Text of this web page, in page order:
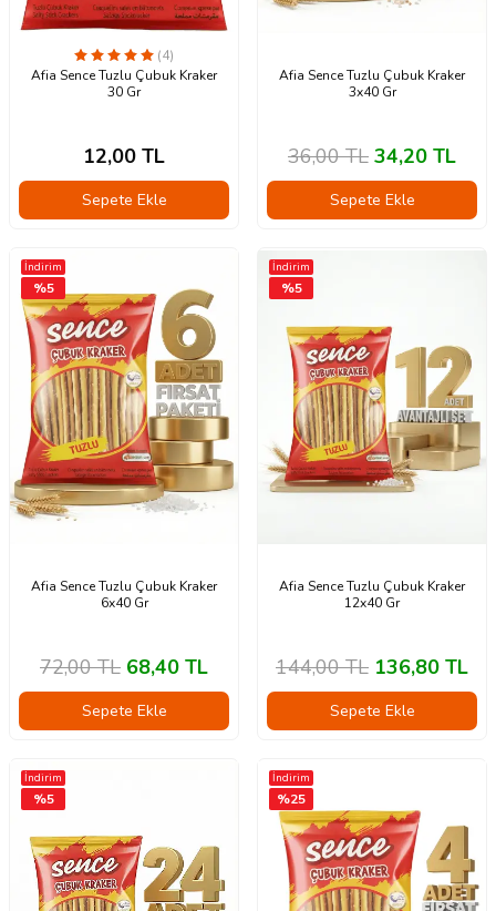
(4)
Afia Sence Tuzlu Çubuk Kraker
30 Gr
12,00 TL
Sepete Ekle
Afia Sence Tuzlu Çubuk Kraker
3x40 Gr
36,00TL 34,20 TL
Sepete Ekle
İndirim
%5
Afia Sence Tuzlu Çubuk Kraker
6x40 Gr
72,00TL 68,40 TL
Sepete Ekle
İndirim
%5
Afia Sence Tuzlu Çubuk Kraker
12x40 Gr
144,00TL 136,80 TL
Sepete Ekle
İndirim
%5
İndirim
%25